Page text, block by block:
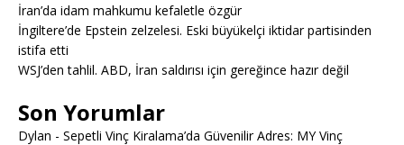
İran’da idam mahkumu kefaletle özgür
İngiltere’de Epstein zelzelesi. Eski büyükelçi iktidar partisinden
istifa etti
WSJ’den tahlil. ABD, İran saldırısı için gereğince hazır değil
Son Yorumlar
Dylan - Sepetli Vinç Kiralama’da Güvenilir Adres: MY Vinç